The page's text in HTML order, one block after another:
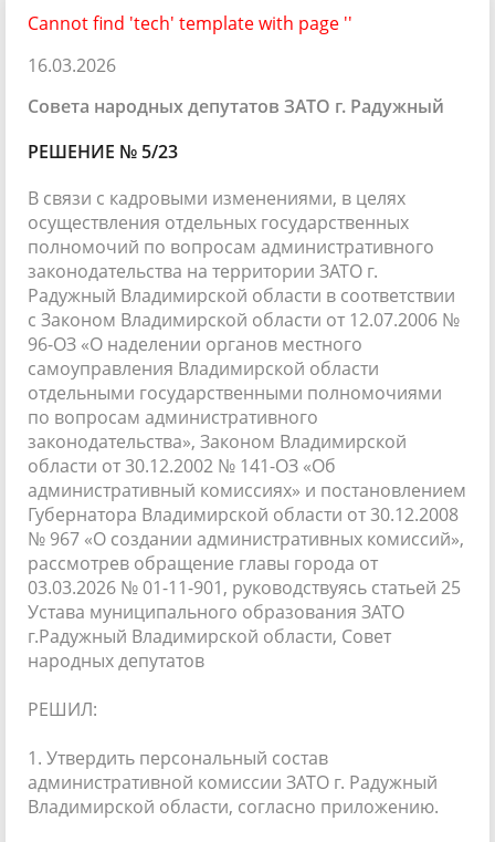
Cannot find 'tech' template with page ''
16.03.2026
Совета народных депутатов ЗАТО г. Радужный
РЕШЕНИЕ № 5/23
В связи с кадровыми изменениями, в целях
осуществления отдельных государственных
полномочий по вопросам административного
законодательства на территории ЗАТО г.
Радужный Владимирской области в соответствии
с Законом Владимирской области от 12.07.2006 №
96-ОЗ «О наделении органов местного
самоуправления Владимирской области
отдельными государственными полномочиями
по вопросам административного
законодательства», Законом Владимирской
области от 30.12.2002 № 141-ОЗ «Об
административный комиссиях» и постановлением
Губернатора Владимирской области от 30.12.2008
№ 967 «О создании административных комиссий»,
рассмотрев обращение главы города от
03.03.2026 № 01-11-901, руководствуясь статьей 25
Устава муниципального образования ЗАТО
г.Радужный Владимирской области, Совет
народных депутатов
РЕШИЛ:
1. Утвердить персональный состав
административной комиссии ЗАТО г. Радужный
Владимирской области, согласно приложению.